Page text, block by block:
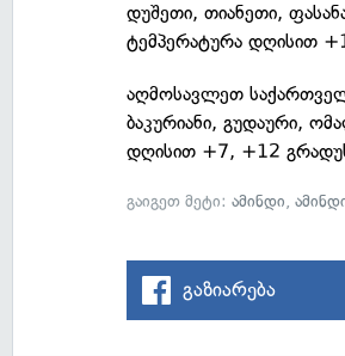
დუშეთი, თიანეთი,
ტემპერატურა დღისით
აღმოსავლეთ
ბაკურიანი, გუდაური,
დღისით +7, +12
გაიგეთ მეტი:ამინდი,
გაზიარება